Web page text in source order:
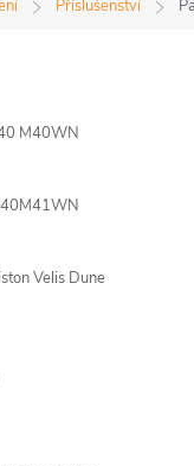
Příslušenství
M40WN
Velis Dune